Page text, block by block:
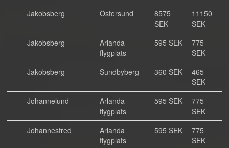
Jakobsberg
Östersund
8575
SEK
11150
SEK
Jakobsberg
Arlanda
flygplats
595 SEK
775
SEK
Jakobsberg
Sundbyberg 360 SEK
465
SEK
Johannelund
Arlanda
flygplats
595 SEK
775
SEK
Johannesfred
Arlanda
flygplats
595 SEK
775
SEK